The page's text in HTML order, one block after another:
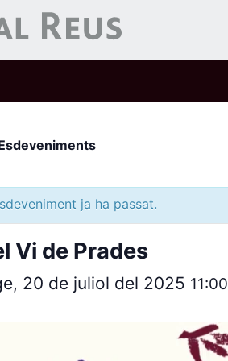
ja ha passat.
Vi de Prades
20 de juliol del 2025 11:00